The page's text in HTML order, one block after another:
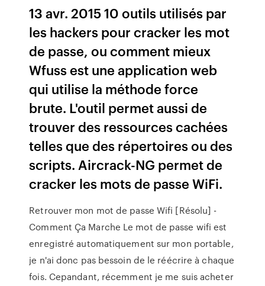
13 avr. 2015 10 outils utilisés par
les hackers pour cracker les mot
de passe, ou comment mieux
Wfuss est une application web
qui utilise la méthode force
brute. L'outil permet aussi de
trouver des ressources cachées
telles que des répertoires ou des
scripts. Aircrack-NG permet de
cracker les mots de passe WiFi.
Retrouver mon mot de passe Wifi [Résolu] -
Comment Ça Marche Le mot de passe wifi est
enregistré automatiquement sur mon portable,
je n'ai donc pas bessoin de le réécrire à chaque
fois. Cepandant, récemment je me suis acheter